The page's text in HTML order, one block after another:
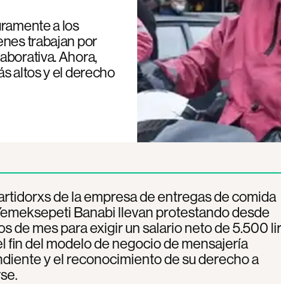
a los
trabajan por
Ahora,
altos y el derecho
de la empresa de entregas de comida
Banabi llevan protestando desde
de mes para exigir un salario neto de 5.500
fin del modelo de negocio de mensajería
y el reconocimiento de su derecho a